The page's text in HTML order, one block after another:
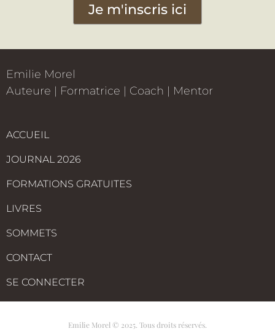
Je m'inscris ici
Emilie Morel
Auteure | Formatrice | Coach | Mentor
ACCUEIL
JOURNAL 2026
FORMATIONS GRATUITES
LIVRES
SOMMETS
CONTACT
SE CONNECTER
Emilie Morel © 2025. Tous droits réservés.